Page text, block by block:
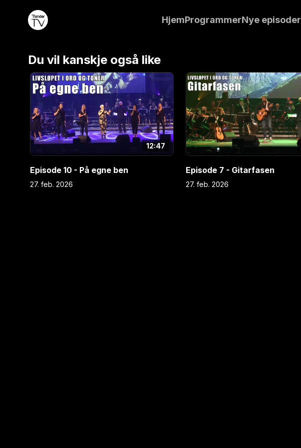
HjemProgrammerNye episoder
Episode 6 - Kjærlighet
Du vil kanskje også like
12:47
Episode 10 - På egne ben
27. feb. 2026
Episode 7 - Gitarfasen
27. feb. 2026